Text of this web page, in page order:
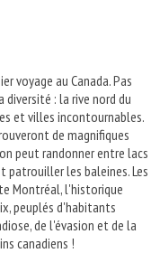
voyage au Canada. Pas
: la rive nord du
et villes incontournables.
de magnifiques
peut randonner entre lacs
patrouiller les baleines. Les
Montréal, l'historique
peuplés d'habitants
de l'évasion et de la
canadiens !